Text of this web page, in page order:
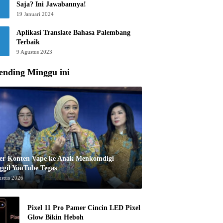
Saja? Ini Jawabannya!
19 Januari 2024
Aplikasi Translate Bahasa Palembang
Terbaik
9 Agustus 2023
Minggu ini
Konten Vape ke Anak Menkomdigi
YouTube Tegas
2026
Pixel 11 Pro Pamer Cincin LED Pixel
Glow Bikin Heboh